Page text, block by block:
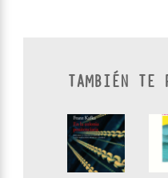
TAMBIÉN TE